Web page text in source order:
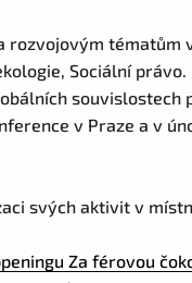
rozvojovým tématům
Sociální
souvislostech
v Praze a v
svých aktivit v
Za férovou